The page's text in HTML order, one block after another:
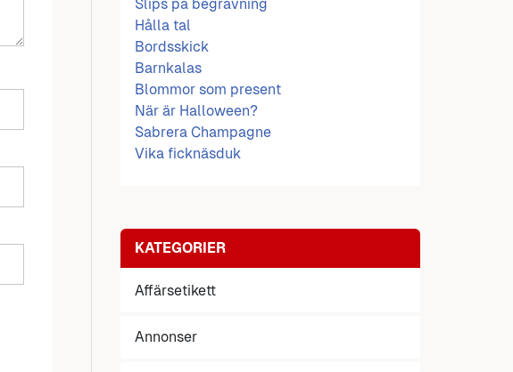
Slips på begravning
Hålla tal
Bordsskick
Barnkalas
Blommor som present
När är Halloween?
Sabrera Champagne
Vika ficknäsduk
KATEGORIER
Affärsetikett
Annonser